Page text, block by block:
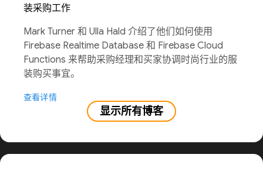
装采购工作
Mark Turner 和 Ulla Hald 介绍了他们如何使用
Firebase Realtime Database 和 Firebase Cloud
Functions 来帮助采购经理和买家协调时尚行业的服
装购买事宜。
查看详情
显示所有博客